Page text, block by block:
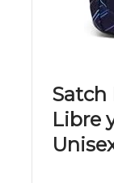
Satch
Libre